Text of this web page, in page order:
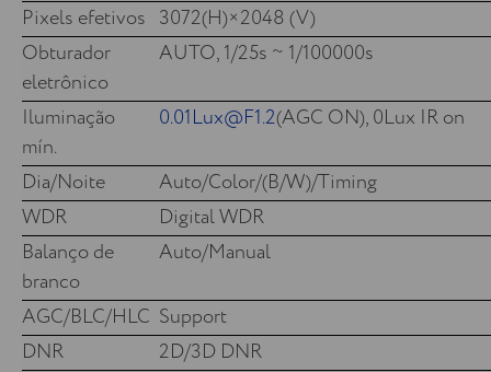
Pixels efetivos 3072(H)×2048 (V)
Obturador
eletrônico
AUTO, 1/25s ~ 1/100000s
Iluminação
mín.
0.01Lux@F1.2(AGC ON), 0Lux IR on
Dia/Noite
Auto/Color/(B/W)/Timing
WDR
Digital WDR
Balanço de
branco
Auto/Manual
AGC/BLC/HLC Support
DNR
2D/3D DNR